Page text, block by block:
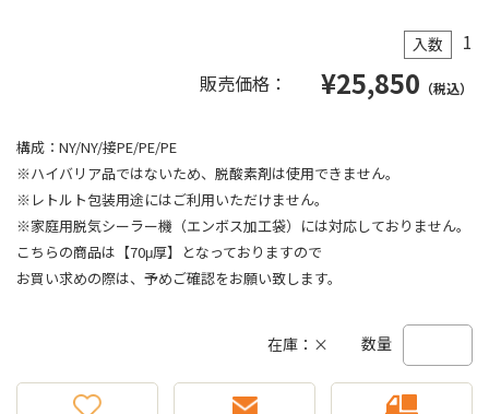
入数
1
販売価格：
¥25,850 （税込）
構成：NY/NY/接PE/PE/PE
※ハイバリア品ではないため、脱酸素剤は使用できません。
※レトルト包装用途にはご利用いただけません。
※家庭用脱気シーラー機（エンボス加工袋）には対応しておりません。
こちらの商品は【70μ厚】となっておりますので
お買い求めの際は、予めご確認をお願い致します。
在庫：× 数量